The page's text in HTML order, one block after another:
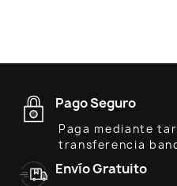
Pago Seguro
Paga mediante
transferencia
Envío Gratuito